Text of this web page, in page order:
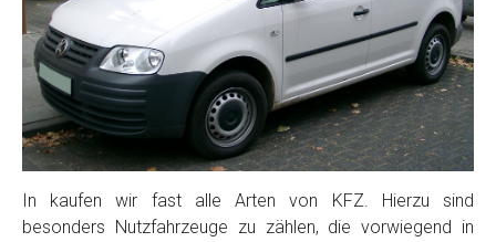
In kaufen wir fast alle Arten von KFZ. Hierzu sind
besonders Nutzfahrzeuge zu zählen, die vorwiegend in